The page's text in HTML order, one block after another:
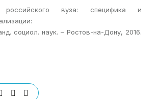
российского вуза: специфика и
социол. наук. – Ростов-на-Дону, 2016.